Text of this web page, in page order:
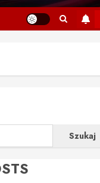
Szukaj